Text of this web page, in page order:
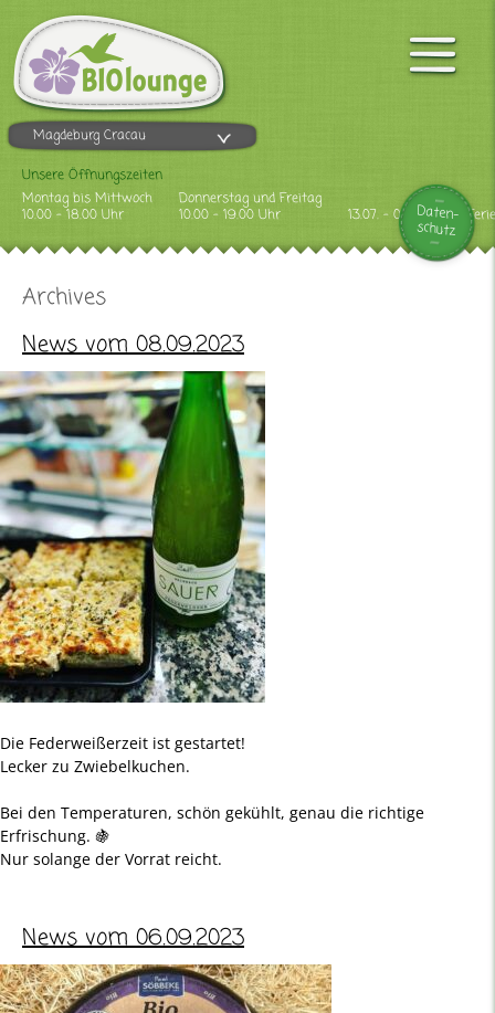
Magdeburg Cracau
Unsere Öffnungszeiten
Montag bis Mittwoch
10.00 - 18.00 Uhr
Donnerstag und Freitag
10.00 - 19.00 Uhr
13.07. - 09.08.2026
Daten-
schutz
Archives
News vom 08.09.2023
Die Federweißerzeit ist gestartet!
Lecker zu Zwiebelkuchen.
Bei den Temperaturen, schön gekühlt, genau die richtige
Erfrischung. 🍇
Nur solange der Vorrat reicht.
News vom 06.09.2023